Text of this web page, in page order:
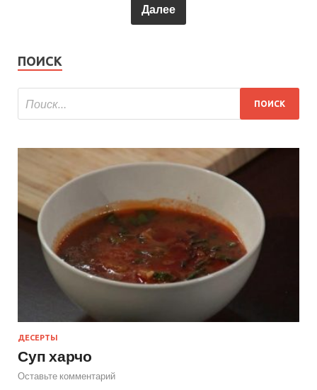
Далее
ПОИСК
ДЕСЕРТЫ
Суп харчо
Оставьте комментарий